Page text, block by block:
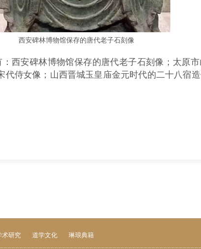
西安碑林博物馆保存的唐代老子石刻像
西安碑林博物馆保存的唐代老子石刻像；太原
代侍女像；山西晋城玉皇庙金元时代的二十八宿
术研究 道学文化 琳琅典籍